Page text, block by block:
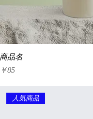
商品名
価格
￥85
人気商品